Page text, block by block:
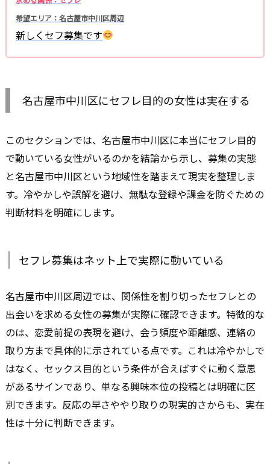
希望エリア：名古屋市中川区周辺
新しくセフ募集です
名古屋市中川区にセフレ目的の女性は実在する
このセクションでは、名古屋市中川区に本当にセフレ目的
で動いている女性がいるのかを結論から示し、募集の実態
と名古屋市中川区という地域性を踏まえて現実を整理しま
す。冷やかしや誤解を避け、無駄な登録や課金を防ぐための
判断材料を明確にします。
セフレ募集はネット上で実際に動いている
名古屋市中川区周辺では、関係性を割り切ったセフレとの
出会いを求める女性の募集が実際に確認できます。特徴的な
のは、恋愛前提の表現を避け、会う頻度や距離感、連絡の
取り方まで具体的に示されている点です。これは冷やかしで
はなく、セックス目的という条件が合えばすぐに動く意思
があるサインであり、単なる興味本位の投稿とは明確に区
別できます。反応の早さややり取りの現実的さからも、実在
性は十分に判断できます。